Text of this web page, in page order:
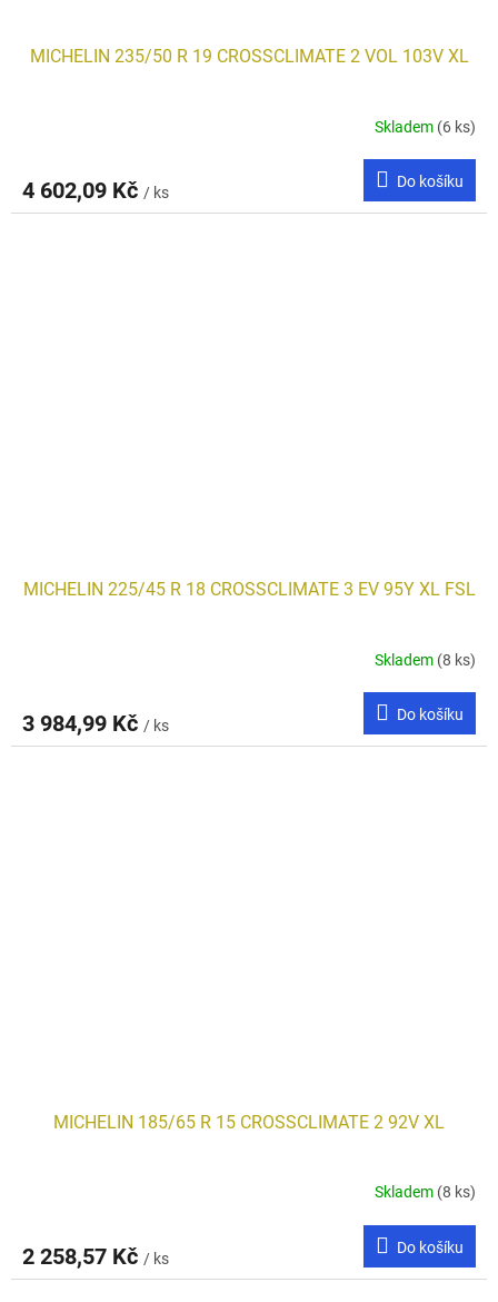
MICHELIN 235/50 R 19 CROSSCLIMATE 2 VOL 103V XL
Skladem (6 ks)
4 602,09 Kč / ks
Do košíku
MICHELIN 225/45 R 18 CROSSCLIMATE 3 EV 95Y XL FSL
Skladem (8 ks)
3 984,99 Kč / ks
Do košíku
MICHELIN 185/65 R 15 CROSSCLIMATE 2 92V XL
Skladem (8 ks)
2 258,57 Kč / ks
Do košíku